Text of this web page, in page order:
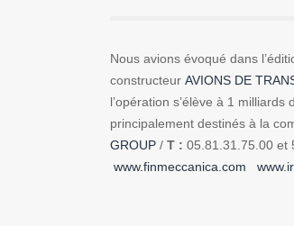
Nous avions évoqué dans
constructeur AVIONS DE
l’opération s’élève à 1
principalement destinés à la
GROUP / T : 05.81.31.75.00 et
www.finmeccanica.com